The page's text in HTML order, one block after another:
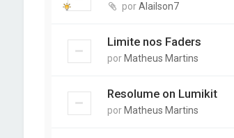
porAlailson7
Limite nos Faders
por Matheus Martins
Resolume on Lumikit
por Matheus Martins